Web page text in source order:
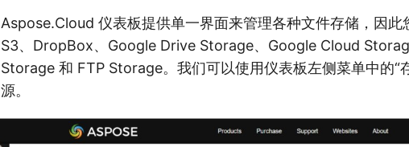
Aspose.Cloud 仪表板提供单一界面来管理各种文件存储，因
S3、DropBox、Google Drive Storage、Google Cloud
Storage 和 FTP Storage。我们可以使用仪表板左侧菜单中的“
源。